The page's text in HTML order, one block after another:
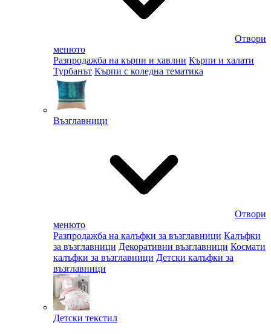
Отвори
менюто
Разпродажба на кърпи и хавлии Кърпи и халати
Турбанът Кърпи с коледна тематика
Възглавници
Отвори
менюто
Разпродажба на калъфки за възглавници Калъфки
за възглавници Декоративни възглавници Космати
калъфки за възглавници Детски калъфки за
възглавници
Детски текстил